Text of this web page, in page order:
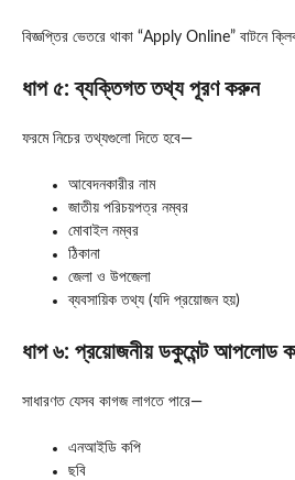
বিজ্ঞপ্তির ভেতরে থাকা “Apply Online” বাটনে
ধাপ ৫: ব্যক্তিগত তথ্য পূরণ করুন
ফরমে নিচের তথ্যগুলো দিতে হবে—
আবেদনকারীর নাম
জাতীয় পরিচয়পত্র নম্বর
মোবাইল নম্বর
ঠিকানা
জেলা ও উপজেলা
ব্যবসায়িক তথ্য (যদি প্রয়োজন হয়)
ধাপ ৬: প্রয়োজনীয় ডকুমেন্ট আপলোড
সাধারণত যেসব কাগজ লাগতে পারে—
এনআইডি কপি
ছবি